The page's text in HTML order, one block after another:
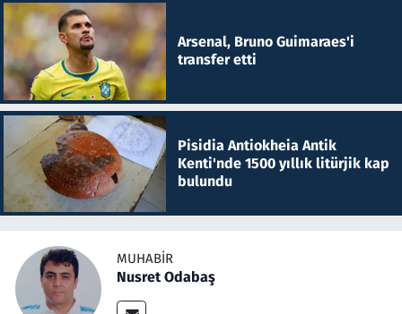
Arsenal, Bruno Guimaraes'i
transfer etti
Pisidia Antiokheia Antik
Kenti'nde 1500 yıllık litürjik kap
bulundu
MUHABIR
Nusret Odabaş